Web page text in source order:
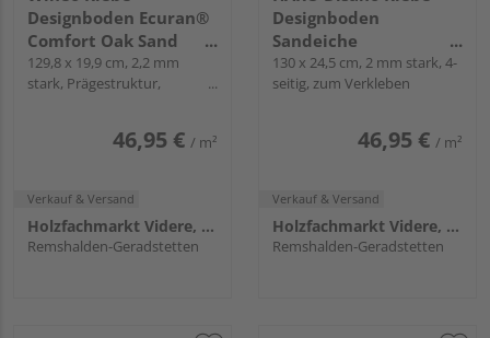
Designboden Ecuran®
Comfort Oak Sand
Landhausdiele - wineo
1000 wood L
129,8 x 19,9 cm, 2,2 mm
stark, Prägestruktur,
46,95 € / m²
Verkauf & Versand
Holzfachmarkt Videre, Remshalden
Remshalden-Geradstetten
Designboden
Sandeiche
Landhausdiele -
Project
130 x 24,5 cm, 2 mm stark, 4-
seitig, zum Verkleben
46,95 € / m²
Verkauf & Versand
Holzfachmarkt Videre, Remshalden
Remshalden-Geradstetten